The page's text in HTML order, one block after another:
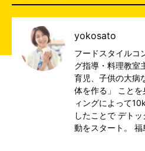
yokosato
フードスタイルコ
グ指導・料理教室
育児、子供の大病
体を作る」 こと
ィングによって
したことで デト
動をスタート。 福